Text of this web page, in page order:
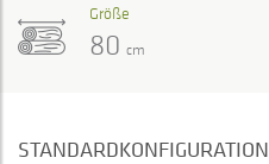
Größe
80 cm
STANDARDKONFIGURATION